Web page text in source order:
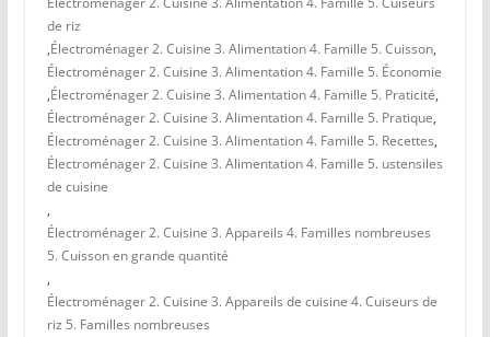
de riz
,Électroménager 2. Cuisine 3. Alimentation 4. Famille 5. Cuisson,
Électroménager 2. Cuisine 3. Alimentation 4. Famille 5. Économie
,Électroménager 2. Cuisine 3. Alimentation 4. Famille 5. Praticité,
Électroménager 2. Cuisine 3. Alimentation 4. Famille 5. Pratique,
Électroménager 2. Cuisine 3. Alimentation 4. Famille 5. Recettes,
Électroménager 2. Cuisine 3. Alimentation 4. Famille 5. ustensiles
de cuisine
,
Électroménager 2. Cuisine 3. Appareils 4. Familles nombreuses
5. Cuisson en grande quantité
,
Électroménager 2. Cuisine 3. Appareils de cuisine 4. Cuiseurs de
riz 5. Familles nombreuses